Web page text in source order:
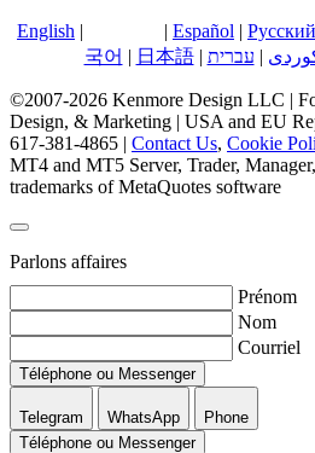
English | | Español | Русский
국어 | 日本語| עברית |
©2007-2026 Kenmore Design LLC |
Design, & Marketing | USA and EU
617-381-4865 | Contact Us, Cookie
MT4 and MT5 Server, Trader,
trademarks of MetaQuotes software
Parlons affaires
Prénom
Nom
Courriel
Téléphone ou Messenger
Telegram WhatsApp
Phone
Téléphone ou Messenger